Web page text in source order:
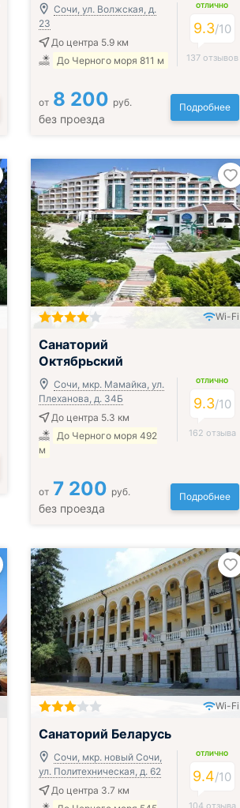
Сочи, ул. Волжская, д.
23
До центра 5.9 км
До Черного моря 811 м
ОТЛИЧНО
9.3/10
137 отзывов
от 8 200 руб.
без проезда
Подробнее
Включён завтрак, обед и ужин
Wi-Fi
Санаторий
Октябрьский
Сочи, мкр. Мамайка, ул.
Плеханова, д. 34Б
До центра 5.3 км
До Черного моря 492
м
ОТЛИЧНО
9.3/10
162 отзыва
от 7 200 руб.
без проезда
Подробнее
Включён завтрак, обед и ужин
Wi-Fi
Санаторий Беларусь
Сочи, мкр. новый Сочи,
ул. Политехническая, д. 62
До центра 3.7 км
ОТЛИЧНО
9.4/10